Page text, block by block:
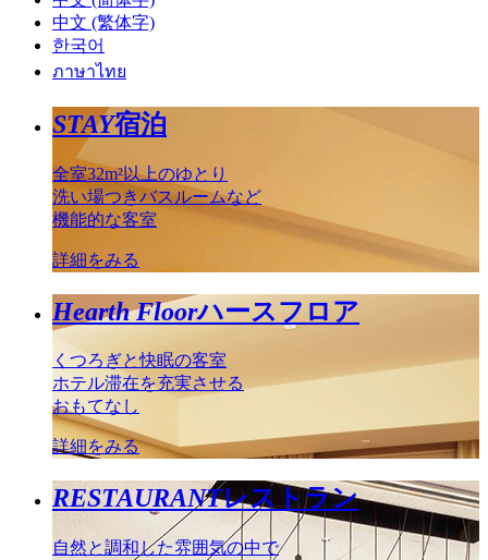
中文 (繁体字)
한국어
ภาษาไทย
STAY宿泊
全室32m²以上のゆとり
洗い場つきバスルームなど
機能的な客室
詳細をみる
Hearth Floorハースフロア
くつろぎと快眠の客室
ホテル滞在を充実させる
おもてなし
詳細をみる
RESTAURANTレストラン
自然と調和した雰囲気の中で